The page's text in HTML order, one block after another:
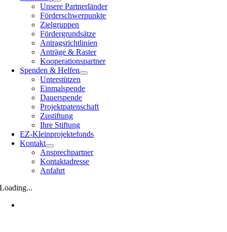
Unsere Partnerländer
Förderschwerpunkte
Zielgruppen
Fördergrundsätze
Antragsrichtlinien
Anträge & Raster
Kooperationspartner
Spenden & Helfen
Unterstützen
Einmalspende
Dauerspende
Projektpatenschaft
Zustiftung
Ihre Stiftung
EZ-Kleinprojektefonds
Kontakt
Ansprechpartner
Kontaktadresse
Anfahrt
Loading...